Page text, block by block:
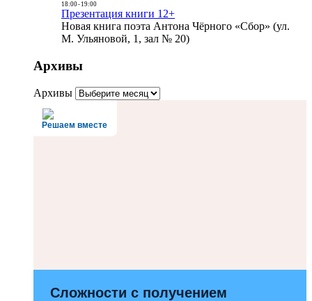
18:00- 19:00
Презентация книги 12+
Новая книга поэта Антона Чёрного «Сбор» (ул.
М. Ульяновой, 1, зал № 20)
Архивы
Архивы
Решаем вместе
Сложности с получением